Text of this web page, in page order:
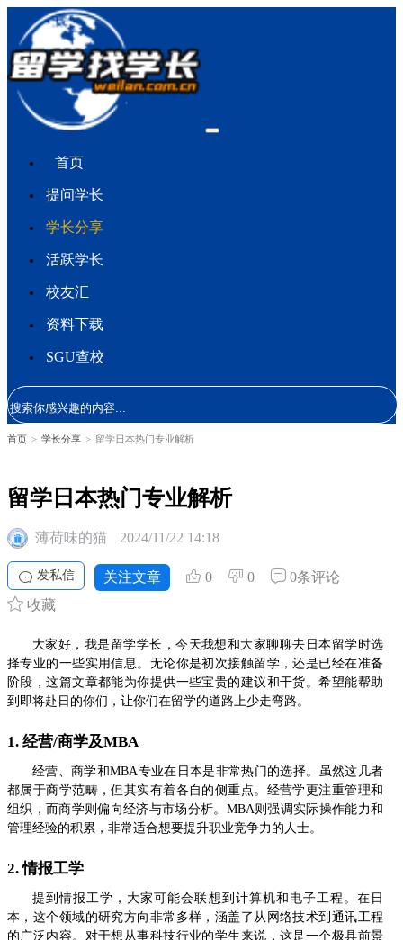
首页
提问学长
学长分享
活跃学长
校友汇
资料下载
SGU查校
首页 > 学长分享 > 留学日本热门专业解析
留学日本热门专业解析
薄荷味的猫 2024/11/22 14:18
发私信 关注文章 0 0
0条评论
收藏
大家好，我是留学学长，今天我想和大家聊聊去日本留学时选
择专业的一些实用信息。无论你是初次接触留学，还是已经在准备
阶段，这篇文章都能为你提供一些宝贵的建议和干货。希望能帮助
到即将赴日的你们，让你们在留学的道路上少走弯路。
1. 经营/商学及MBA
经营、商学和MBA专业在日本是非常热门的选择。虽然这几者
都属于商学范畴，但其实有着各自的侧重点。经营学更注重管理和
组织，而商学则偏向经济与市场分析。MBA则强调实际操作能力和
管理经验的积累，非常适合想要提升职业竞争力的人士。
2. 情报工学
提到情报工学，大家可能会联想到计算机和电子工程。在日
本，这个领域的研究方向非常多样，涵盖了从网络技术到通讯工程
的广泛内容。对于想从事科技行业的学生来说，这是一个极具前景